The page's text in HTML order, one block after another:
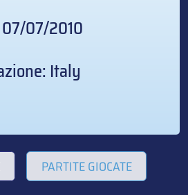
07/2010
Italy
PARTITE GIOCATE